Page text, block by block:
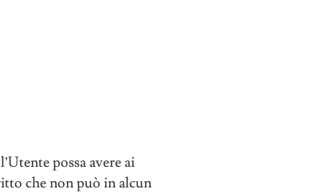
possa avere ai
che non può in alcun